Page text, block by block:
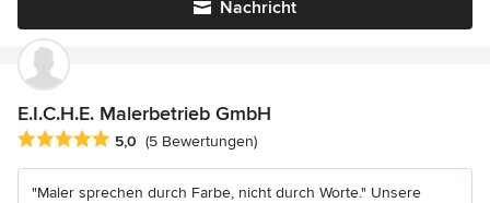
Nachricht
E.I.C.H.E. Malerbetrieb GmbH
Durchschnittliche Bewertung: 5 von 5 Sternen
5,0 (5 Bewertungen)
"Maler sprechen durch Farbe, nicht durch Worte." Unsere